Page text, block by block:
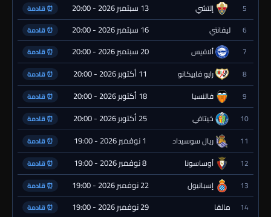
5 إلتشي 13 سبتمبر 2026 - 20:00 ⏰ قادمة
6 ليفانتي 16 سبتمبر 2026 - 20:00 ⏰ قادمة
7 ألافيس 20 سبتمبر 2026 - 20:00 ⏰ قادمة
8 رايو فاييكانو 11 أكتوبر 2026 - 20:00 ⏰ قادمة
9 فالنسيا 18 أكتوبر 2026 - 20:00 ⏰ قادمة
10 خيتافي 25 أكتوبر 2026 - 20:00 ⏰ قادمة
11 ريال سوسيداد 1 نوفمبر 2026 - 19:00 ⏰ قادمة
12 أوساسونا 8 نوفمبر 2026 - 19:00 ⏰ قادمة
13 إسبانيول 22 نوفمبر 2026 - 19:00 ⏰ قادمة
14 مالقا 29 نوفمبر 2026 - 19:00 ⏰ قادمة